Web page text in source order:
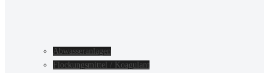
Abwasseranlagen
Flockungsmittel / Koagulant